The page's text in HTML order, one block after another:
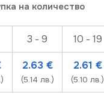
на количество
3 - 9 10 - 19
2.63 €
(5.14 лв.)
2.61 €
(5.10 лв.)